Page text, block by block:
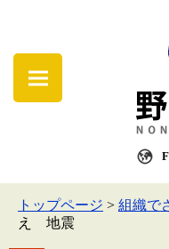
トップページ > 組織で
え 地震